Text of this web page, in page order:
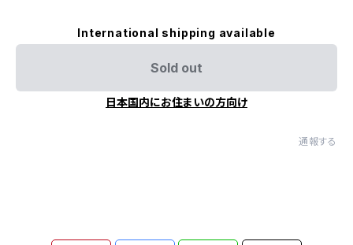
International shipping available
Sold out
日本国内にお住まいの方向け
通報する